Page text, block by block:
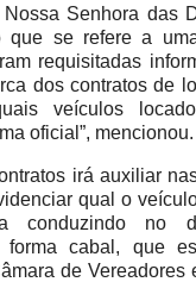
Senhora das
que se refere a
requisitadas
dos contratos de
veículos
oficial”, mencionou.
irá auxiliar
qual o
conduzindo no
forma cabal, que
de Vereadores